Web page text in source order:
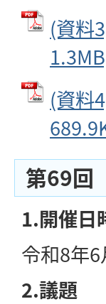
(資料
(資料
第69回
1.開催日
令和8年6
2.議題